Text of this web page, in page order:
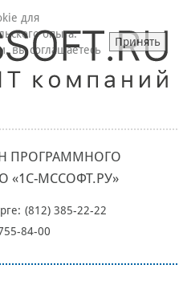
ПРОГРАММНОГО
«1С-МССОФТ.РУ»
(812) 385-22-22
84-00
для
опыта.
вы соглашаетесь
Принять